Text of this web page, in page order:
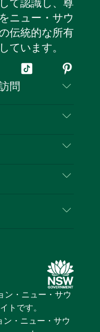
て認識し、尊
ニュー・サウ
伝統的な所有
ています。
テ
ピ
ン
レ
ト
問
ウス・ウェール
ン・ニュー・サウ
トです。
ン・ニュー・サウ